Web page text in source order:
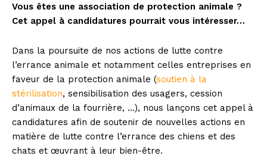
Vous êtes une association de protection animale ?
Cet appel à candidatures pourrait vous intéresser…
Dans la poursuite de nos actions de lutte contre
l’errance animale et notamment celles entreprises en
faveur de la protection animale (soutien à la
stérilisation, sensibilisation des usagers, cession
d’animaux de la fourrière, …), nous lançons cet appel à
candidatures afin de soutenir de nouvelles actions en
matière de lutte contre l’errance des chiens et des
chats et œuvrant à leur bien-être.